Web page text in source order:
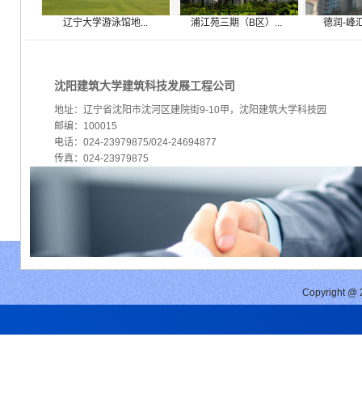
辽宁大学游泳馆地... 浦江苑三期（B区）... 德润-峰
沈阳建筑大学建筑科技发展工程公司
地址：辽宁省沈阳市沈河区建院街9-10甲，沈阳建筑大学科技园
邮编：100015
电话：024-23979875/024-24694877
传真：024-23979875
Copyright @